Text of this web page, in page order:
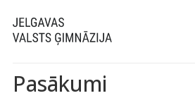
Pasākumi